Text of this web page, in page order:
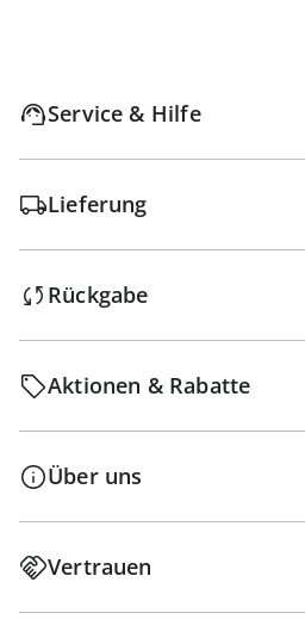
Service & Hilfe
Lieferung
Rückgabe
Aktionen & Rabatte
Über uns
Vertrauen